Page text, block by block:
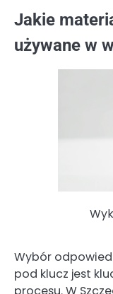
Jakie
używane w
Wybór
pod klucz jest